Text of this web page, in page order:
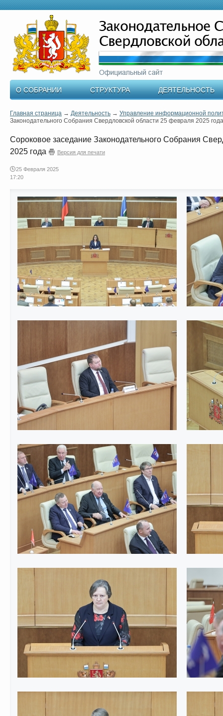
О СОБРАНИИ СТРУКТУРА ДЕЯТЕЛЬНОСТЬ
Главная страница → Деятельность → Управление информационной
Законодательного Собрания Свердловской области 25 февраля 2025 года
Сороковое заседание Законодательного Собрания
2025 года
Версия для печати
25 Февраля 2025
17:20